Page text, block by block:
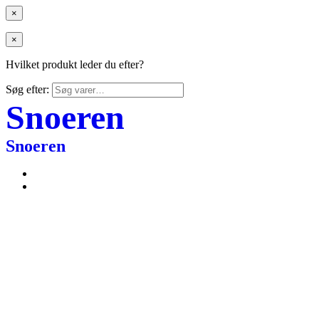
×
×
Hvilket produkt leder du efter?
Søg efter:
Snoeren
Snoeren